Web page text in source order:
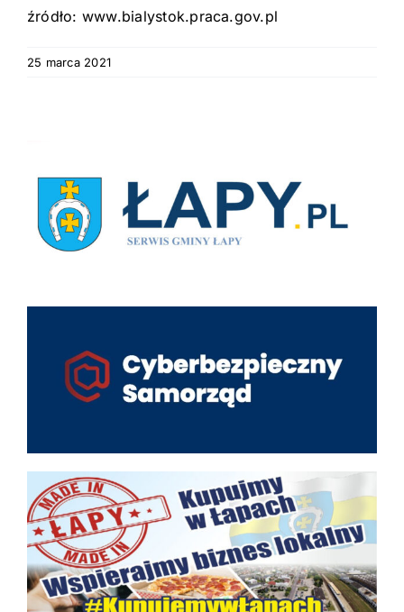
źródło: www.bialystok.praca.gov.pl
25 marca 2021